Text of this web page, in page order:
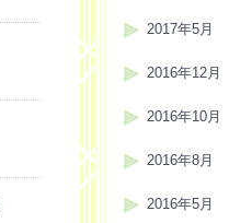
2017年5月
2016年12月
2016年10月
2016年8月
2016年5月